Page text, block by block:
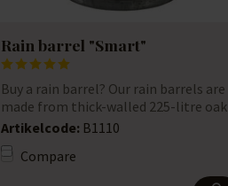
Rain barrel "Smart"
Buy a rain barrel? Our rain barrels are
made from thick-walled 225-litre oak
win...
Artikelcode: B1110
Compare